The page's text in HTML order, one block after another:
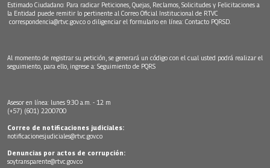
Estimado Ciudadano: Para radicar Peticiones, Quejas, Reclamos, Solicitudes y Felicitaciones a
la Entidad puede remitir lo pertinente al Correo Oficial Institucional de RTVC
correspondencia@rtvc.gov.co o diligenciar el formulario en línea: Contacto PQRSD.
Al momento de registrar su petición, se generará un código con el cual usted podrá realizar el
seguimiento, para ello, ingrese a: Seguimiento de PQRS
Asesor en línea: lunes 9:30 a.m. - 12 m
(+57) (601) 2200700
Correo de notificaciones judiciales:
notificacionesjudiciales@rtvc.gov.co
Denuncias por actos de corrupción:
soytransparente@rtvc.gov.co